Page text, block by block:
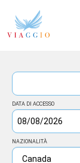
DATA DI ACCESSO
NAZIONALITÀ